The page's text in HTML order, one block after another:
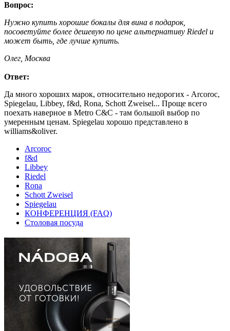
Вопрос:
Нужно купить хорошие бокалы для вина в подарок,
посоветуйте более дешевую по цене альтернативу Riedel и
может быть, где лучше купить.
Олег, Москва
Ответ:
Да много хороших марок, относительно недорогих - Arcoroc,
Spiegelau, Libbey, f&d, Rona, Schott Zweisel... Проще всего
поехать наверное в Metro C&C - там большой выбор по
умеренным ценам. Spiegelau хорошо представлено в
williams&oliver.
Arcoroc
f&d
Libbey
Riedel
Rona
Schott Zweisel
Spiegelau
КОНФЕРЕНЦИЯ (FAQ)
Столовая посуда